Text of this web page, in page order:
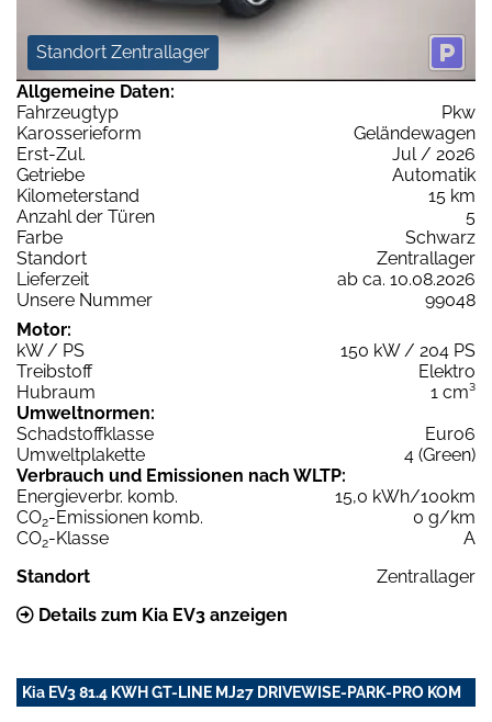
Standort Zentrallager
Allgemeine Daten:
Fahrzeugtyp
Pkw
Karosserieform
Geländewagen
Erst-Zul.
Jul / 2026
Getriebe
Automatik
Kilometerstand
15 km
Anzahl der Türen
5
Farbe
Schwarz
Standort
Zentrallager
Lieferzeit
ab ca. 10.08.2026
Unsere Nummer
99048
Motor:
kW / PS
150 kW / 204 PS
Treibstoff
Elektro
Hubraum
1 cm³
Umweltnormen:
Schadstoffklasse
Euro6
Umweltplakette
4 (Green)
Verbrauch und Emissionen nach WLTP:
Energieverbr. komb.
15,0 kWh/100km
CO2-Emissionen komb.
0 g/km
CO2-Klasse
A
Standort
Zentrallager
Details zum Kia EV3 anzeigen
Kia EV3 81.4 KWH GT-LINE MJ27 DRIVEWISE-PARK-PRO KOM